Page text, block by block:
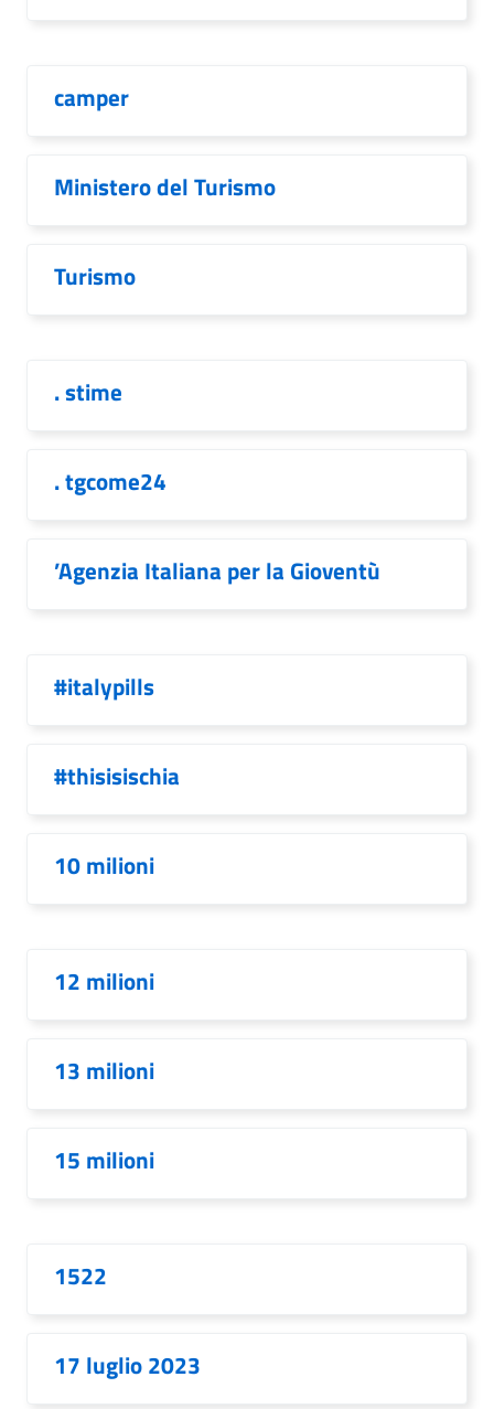
camper
Ministero del Turismo
Turismo
. stime
. tgcome24
’Agenzia Italiana per la Gioventù
#italypills
#thisisischia
10 milioni
12 milioni
13 milioni
15 milioni
1522
17 luglio 2023